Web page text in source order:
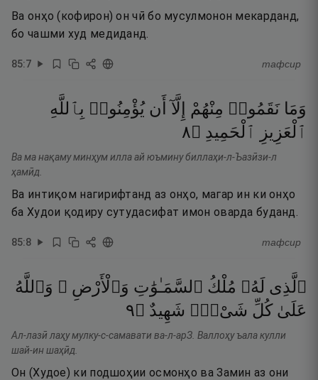
Ва онҳо (кофирон) он чӣ бо мусулмонон мекарданд,
бо чашми худ медиданд.
85:7 тафсир
وَمَا نَقَمُوا۟ مِنْهُمْ إِلَّآ أَن يُؤْمِنُوا۟ بِٱللَّهِ
ٱلْعَزِيزِ
ٱلْحَمِيدِ ۝٨
Ва ма нақаму минҳум илла ай юъмину биллаҳи-л-Ъазӣзи-л
ҳамӣд.
Ва интиқом нагирифтанд аз онҳо, магар ин ки онҳо
ба Худои қодиру сутудасифат имон оварда буданд.
85:8 тафсир
ٱلَّذِى لَهُۥ مُلْكُ ٱلسَّمَـٰوَٰتِ وَٱلْأَرْضِ ۚ وَٱللَّهُ
عَلَىٰ كُلِّ شَىْءٍۢ شَهِيدٌ ۝٩
Ал-лазӣ лаҳу мулку-с-самавати ва-л-арЗ. Валлоҳу ъала кулли
шай-ин шаҳӣд.
Он (Худое) ки подшоҳии осмонҳо ва Замин аз они